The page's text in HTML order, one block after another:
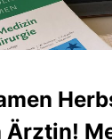
Ärztin!